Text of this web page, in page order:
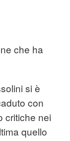
che ha
si è
con
critiche nei
quello